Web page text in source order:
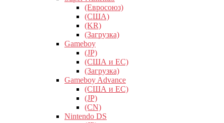
(Евросоюз)
(США)
(KR)
(Загрузка)
Gameboy
(JP)
(США и ЕС)
(Загрузка)
Gameboy Advance
(США и ЕС)
(JP)
(CN)
Nintendo DS